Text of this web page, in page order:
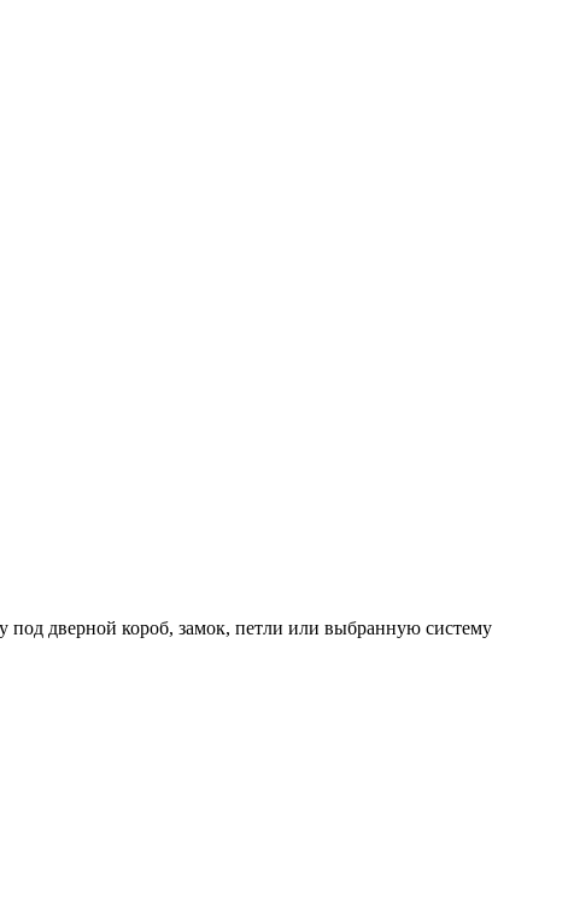
под дверной короб, замок, петли или выбранную систему